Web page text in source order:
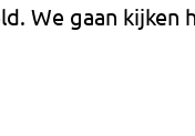
We gaan kijken